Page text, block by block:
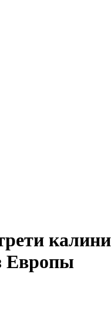
Европы